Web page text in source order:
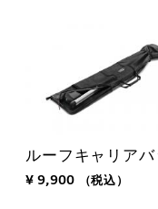
ルーフキャリア
¥ 9,900 （税込）